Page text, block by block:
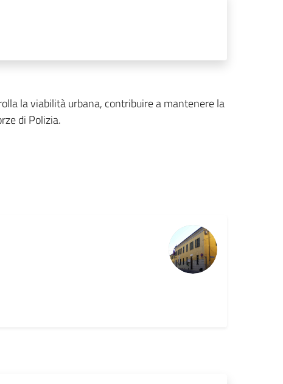
la viabilità urbana, contribuire a mantenere la
di Polizia.